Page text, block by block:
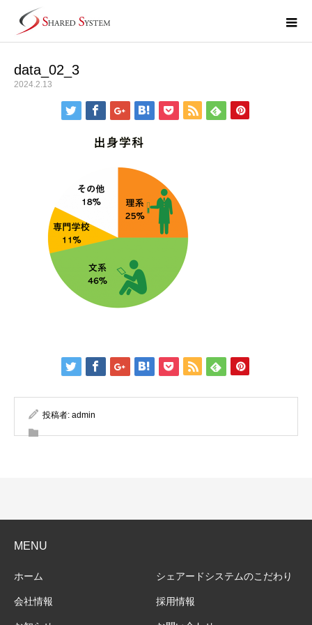
data_02_3
2024.2.13
投稿者: admin
MENU
ホーム シェアードシステムのこだわり
会社情報 採用情報